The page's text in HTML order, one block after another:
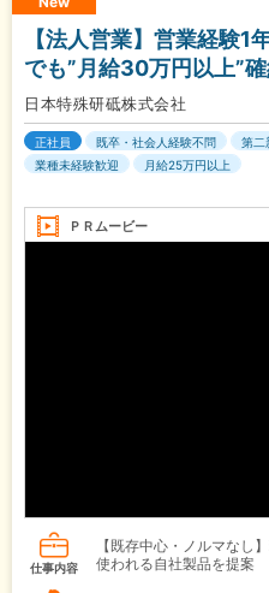
【法人営業】営業経験1
でも”月給30万円以上”確
日本特殊研砥株式会社
正社員 既卒・社会人経験不問 第二
業種未経験歓迎
月給25万円以上
ＰＲムービー
仕事内容
【既存中心・ノルマなし
使われる自社製品を提案